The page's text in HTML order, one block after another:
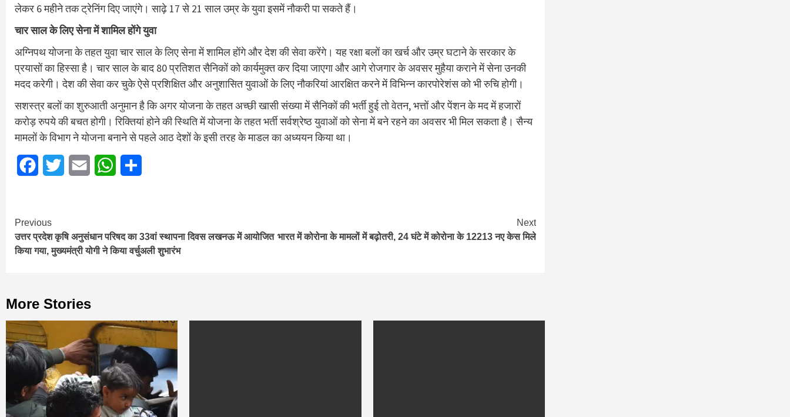
लेकर 6 महीने तक ट्रेनिंग दिए जाएंगे। साढ़े 17 से 21 साल उम्र के युवा इसमें नौकरी पा सकते हैं।
चार साल के लिए सेना में शामिल होंगे युवा
अग्निपथ योजना के तहत युवा चार साल के लिए सेना में शामिल होंगे और देश की सेवा करेंगे। यह रक्षा बलों का खर्च और उम्र घटाने के सरकार के
प्रयासों का हिस्सा है। चार साल के बाद 80 प्रतिशत सैनिकों को कार्यमुक्त कर दिया जाएगा और आगे रोजगार के अवसर मुहैया कराने में सेना उनकी
मदद करेगी। देश की सेवा कर चुके ऐसे प्रशिक्षित और अनुशासित युवाओं के लिए नौकरियां आरक्षित करने में विभिन्न कारपोरेशंस को भी रुचि होगी।
सशस्त्र बलों का शुरुआती अनुमान है कि अगर योजना के तहत अच्छी खासी संख्या में सैनिकों की भर्ती हुई तो वेतन, भत्तों और पेंशन के मद में हजारों
करोड़ रुपये की बचत होगी। रिक्तियां होने की स्थिति में योजना के तहत भर्ती सर्वश्रेष्ठ युवाओं को सेना में बने रहने का अवसर भी मिल सकता है। सैन्य
मामलों के विभाग ने योजना बनाने से पहले आठ देशों के इसी तरह के माडल का अध्ययन किया था।
FacebookTwitter Email WhatsApp
Continue
Reading
Previous
उत्तर प्रदेश कृषि अनुसंधान परिषद का 33वां स्‍थापना द‍िवस लखनऊ में आयोज‍ित
क‍िया गया, मुख्‍यमंत्री योगी ने किया वर्चुअली शुभारंभ
Next
भारत में कोरोना के मामलों में बढ़ोतरी, 24 घंटे में कोरोना के 12213 नए केस मिले
More Stories